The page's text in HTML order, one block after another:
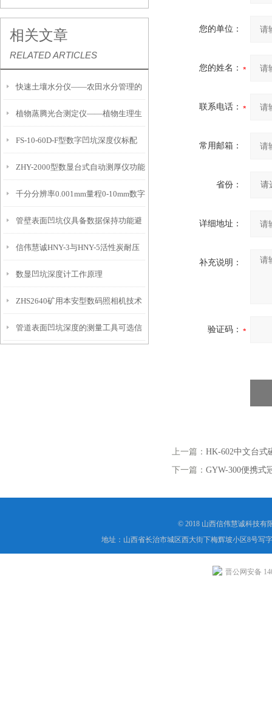
相关文章
RELATED ARTICLES
快速土壤水分仪——农田水分管理的
便携式检测工具
植物蒸腾光合测定仪——植物生理生
态的实时监测设备
FS-10-60D-F型数字凹坑深度仪标配
IP54级表头分辨率0.01mm量程
10mm！
ZHY-2000型数显台式自动测厚仪功能
特点
千分分辨率0.001mm量程0-10mm数字
埋头度仪技术参数！
管壁表面凹坑仪具备数据保持功能避
免测试过程中测针移动导致数据变动
信伟慧诚HNY-3与HNY-5活性炭耐压
强度测定仪技术参数！
数显凹坑深度计工作原理
ZHS2640矿用本安型数码照相机技术
参数！
管道表面凹坑深度的测量工具可选信
您的单位：
您的姓名：
联系电话：
常用邮箱：
省份：
详细地址：
补充说明：
验证码：
上一篇： HK-602中文台式
下一篇： GYW-300便携式
© 2018 山西信伟慧诚科技有
地址：山西省长治市城区西大街下梅辉坡小区8号写
晋公网安备